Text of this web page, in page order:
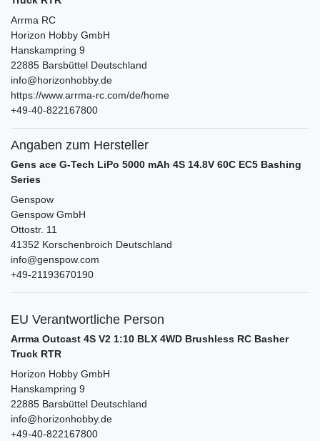
Arrma RC
Horizon Hobby GmbH
Hanskampring 9
22885 Barsbüttel Deutschland
info@horizonhobby.de
https://www.arrma-rc.com/de/home
+49-40-822167800
Angaben zum Hersteller
Gens ace G-Tech LiPo 5000 mAh 4S 14.8V 60C EC5 Bashing
Series
Genspow
Genspow GmbH
Ottostr. 11
41352 Korschenbroich Deutschland
info@genspow.com
+49-21193670190
EU Verantwortliche Person
Arrma Outcast 4S V2 1:10 BLX 4WD Brushless RC Basher
Truck RTR
Horizon Hobby GmbH
Hanskampring 9
22885 Barsbüttel Deutschland
info@horizonhobby.de
+49-40-822167800